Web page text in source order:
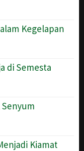
Kegelapan
di Semesta
Kiamat